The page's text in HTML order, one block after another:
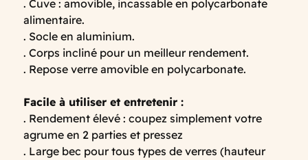
. Cuve : amovible, incassable en polycarbonate
alimentaire.
. Socle en aluminium.
. Corps incliné pour un meilleur rendement.
. Repose verre amovible en polycarbonate.
Facile à utiliser et entretenir :
. Rendement élevé : coupez simplement votre
agrume en 2 parties et pressez
. Large bec pour tous types de verres (hauteur